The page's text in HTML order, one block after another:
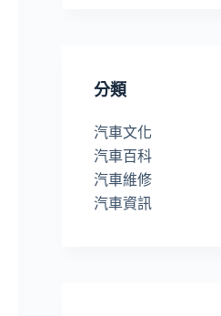
分類
汽車文化
汽車百科
汽車維修
汽車資訊